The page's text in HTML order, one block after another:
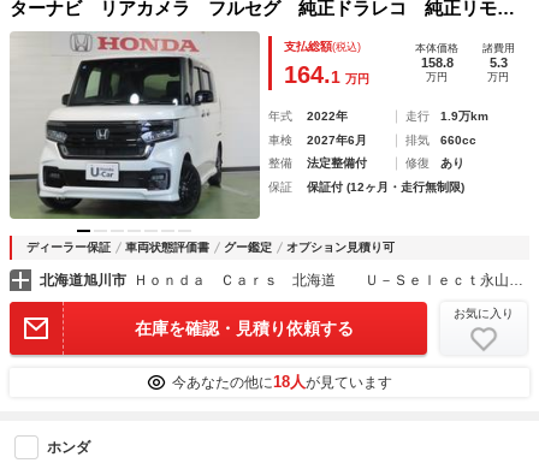
ターナビ リアカメラ フルセグ 純正ドラレコ 純正リモコ
ンスターター シートヒーター 左右ＰＳＤ パドルシフト
ＣＳＲＳ ＶＳＡ ＬＥＤフォグ Ｂカメラ ＢＴ ＬＫＡ
Ｓ ワンオ－ナ－ ＵＳＢ
支払総額(税込)
164.1 万円
本体価格
158.8
万円
諸費用
5.3
万円
年式 2022年 走行
1.9万km
車検
2027年6月 排気
660cc
整備
法定整備付 修復
あり
保証
保証付 (12ヶ月・走行無制限)
ディーラー保証 車両状態評価書 グー鑑定 オプション見積り可
北海道旭川市
在庫を確認・見積り依頼する
お気に入り
今あなたの他に18人が見ています
ホンダ